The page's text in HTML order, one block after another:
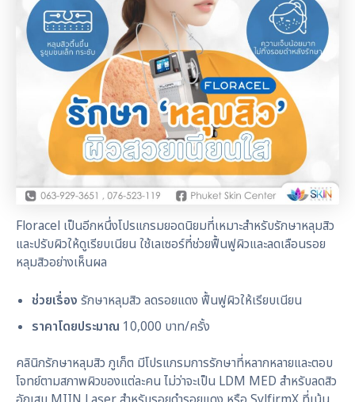
Floracel เป็นอีกหนึ่งโปรแกรมยอดนิยมที่เหมาะสำหรับรักษาหลุมสิว
และปรับผิวให้ดูเรียบเนียน ใช้เลเซอร์ที่ช่วยฟื้นฟูผิวและลดเลือนรอย
หลุมสิวอย่างเห็นผล
ช่วยเรื่อง รักษาหลุมสิว ลดรอยแดง ฟื้นฟูผิวให้เรียบเนียน
ราคาโดยประมาณ 10,000 บาท/ครั้ง
คลินิกรักษาหลุมสิว ภูเก็ต มีโปรแกรมการรักษาที่หลากหลายและตอบ
โจทย์ตามสภาพผิวของแต่ละคน ไม่ว่าจะเป็น LDM MED สำหรับลดสิว